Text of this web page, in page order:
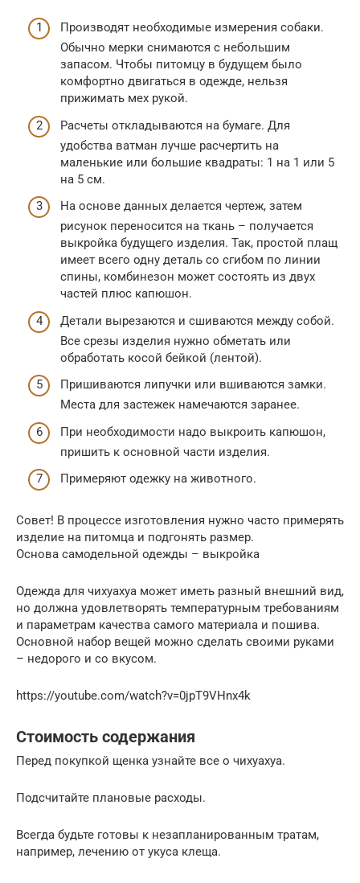
Производят необходимые измерения собаки.
Обычно мерки снимаются с небольшим
запасом. Чтобы питомцу в будущем было
комфортно двигаться в одежде, нельзя
прижимать мех рукой.
Расчеты откладываются на бумаге. Для
удобства ватман лучше расчертить на
маленькие или большие квадраты: 1 на 1 или 5
на 5 см.
На основе данных делается чертеж, затем
рисунок переносится на ткань – получается
выкройка будущего изделия. Так, простой плащ
имеет всего одну деталь со сгибом по линии
спины, комбинезон может состоять из двух
частей плюс капюшон.
Детали вырезаются и сшиваются между собой.
Все срезы изделия нужно обметать или
обработать косой бейкой (лентой).
Пришиваются липучки или вшиваются замки.
Места для застежек намечаются заранее.
При необходимости надо выкроить капюшон,
пришить к основной части изделия.
Примеряют одежку на животного.
Совет! В процессе изготовления нужно часто примерять
изделие на питомца и подгонять размер.
Основа самодельной одежды – выкройка
Одежда для чихуахуа может иметь разный внешний вид,
но должна удовлетворять температурным требованиям
и параметрам качества самого материала и пошива.
Основной набор вещей можно сделать своими руками
– недорого и со вкусом.
https://youtube.com/watch?v=0jpT9VHnx4k
Стоимость содержания
Перед покупкой щенка узнайте все о чихуахуа.
Подсчитайте плановые расходы.
Всегда будьте готовы к незапланированным тратам,
например, лечению от укуса клеща.